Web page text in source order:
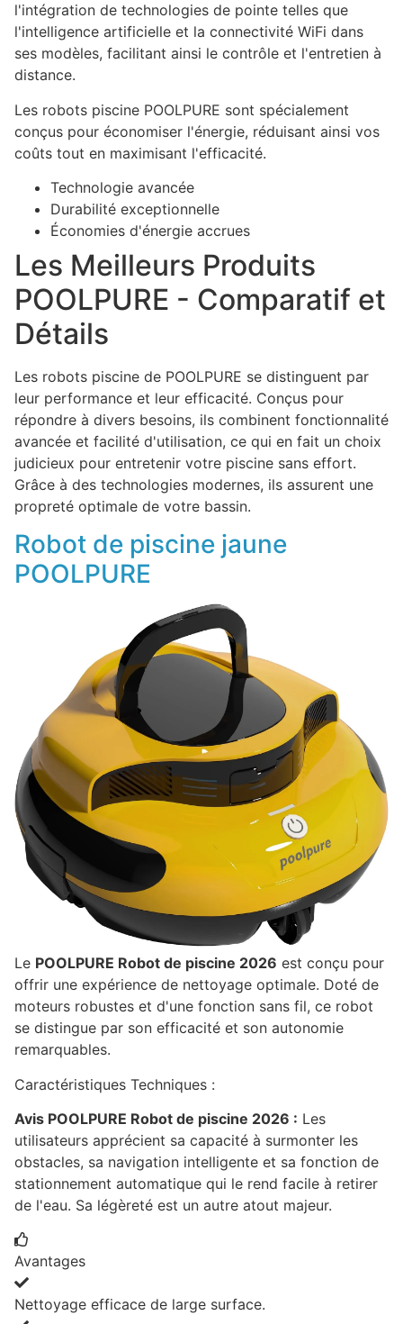
l'intégration de technologies de pointe telles que
l'intelligence artificielle et la connectivité WiFi dans
ses modèles, facilitant ainsi le contrôle et l'entretien à
distance.
Les robots piscine POOLPURE sont spécialement
conçus pour économiser l'énergie, réduisant ainsi vos
coûts tout en maximisant l'efficacité.
Technologie avancée
Durabilité exceptionnelle
Économies d'énergie accrues
Les Meilleurs Produits
POOLPURE - Comparatif et
Détails
Les robots piscine de POOLPURE se distinguent par
leur performance et leur efficacité. Conçus pour
répondre à divers besoins, ils combinent fonctionnalité
avancée et facilité d'utilisation, ce qui en fait un choix
judicieux pour entretenir votre piscine sans effort.
Grâce à des technologies modernes, ils assurent une
propreté optimale de votre bassin.
Robot de piscine jaune
POOLPURE
Le POOLPURE Robot de piscine 2026 est conçu pour
offrir une expérience de nettoyage optimale. Doté de
moteurs robustes et d'une fonction sans fil, ce robot
se distingue par son efficacité et son autonomie
remarquables.
Caractéristiques Techniques :
Avis POOLPURE Robot de piscine 2026 : Les
utilisateurs apprécient sa capacité à surmonter les
obstacles, sa navigation intelligente et sa fonction de
stationnement automatique qui le rend facile à retirer
de l'eau. Sa légèreté est un autre atout majeur.
Avantages
Nettoyage efficace de large surface.